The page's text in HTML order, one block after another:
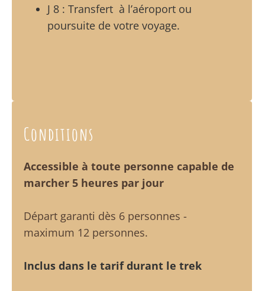
J 8 : Transfert à l’aéroport ou
poursuite de votre voyage.
Conditions
Accessible à toute personne capable de
marcher 5 heures par jour
Départ garanti dès 6 personnes -
maximum 12 personnes.
Inclus dans le tarif durant le trek